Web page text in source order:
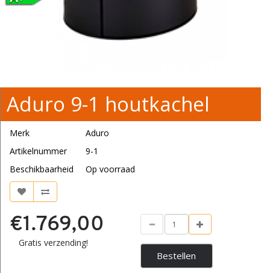
Aduro 9-1 houtkachel
Merk
Aduro
Artikelnummer
9-1
Beschikbaarheid
Op voorraad
€1.769,00
Gratis verzending!
Bestellen